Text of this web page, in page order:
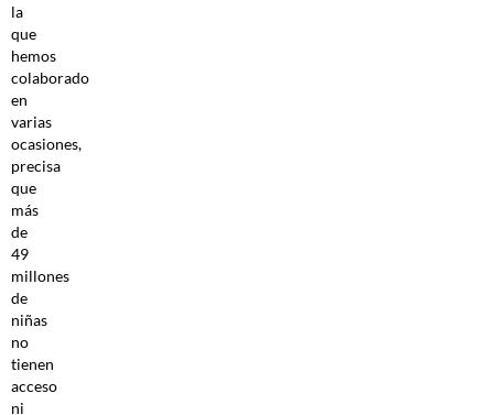
la
que
hemos
colaborado
en
varias
ocasiones,
precisa
que
más
de
49
millones
de
niñas
no
tienen
acceso
ni